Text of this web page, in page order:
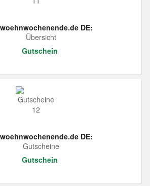
DE:
Übersicht
Gutschein
DE:
Gutscheine
Gutschein